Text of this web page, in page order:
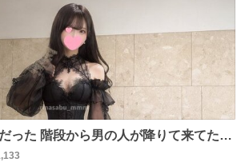
りて来てたん
が立ってたら一回は足が止まるでし